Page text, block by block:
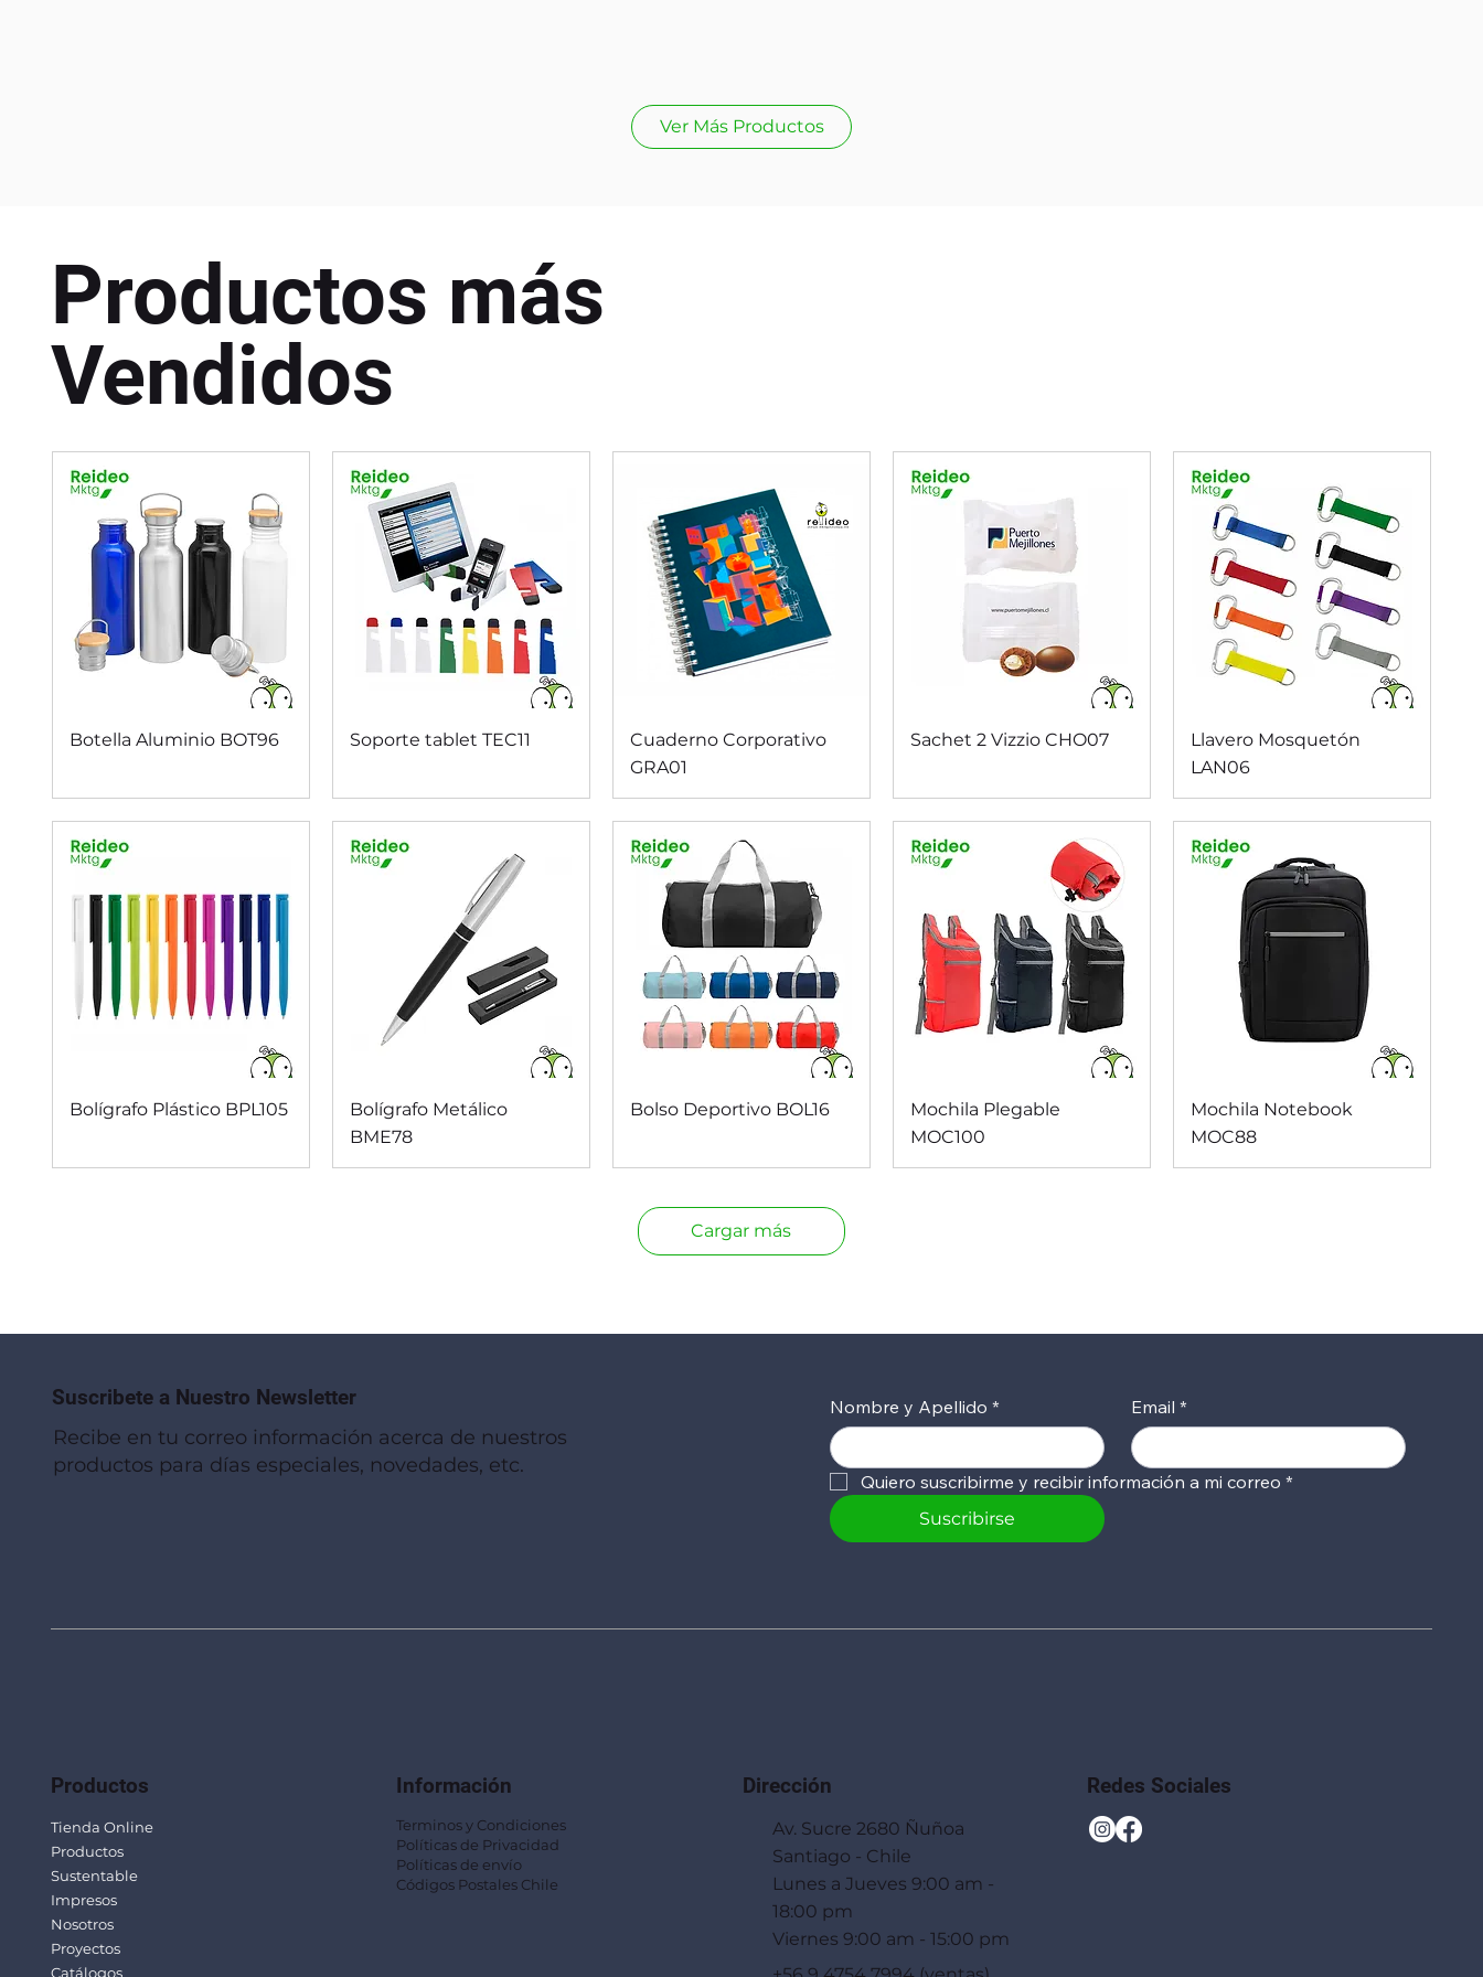
Ver Más Productos
Productos más
Vendidos
Vista rápida
Botella Aluminio BOT96 Vista rápida
Soporte tablet TEC11 Vista rápida
Cuaderno Corporativo
GRA01
Vista rápida
Sachet 2 Vizzio CHO07 Vista rápida
Llavero Mosquetón
LAN06
Vista rápida
Bolígrafo Plástico BPL105 Vista rápida
Bolígrafo Metálico
BME78
Vista rápida
Bolso Deportivo BOL16 Vista rápida
Mochila Plegable
MOC100
Vista rápida
Mochila Notebook
MOC88
Cargar más
Suscribete a Nuestro Newsletter
Recibe en tu correo información acerca de nuestros
productos para días especiales, novedades, etc.
Nombre y Apellido * Email *
Quiero suscribirme y recibir información a mi correo *
Suscribirse
Productos
Tienda Online
Productos
Sustentable
Impresos
Nosotros
Proyectos
Catálogos
Información
Terminos y Condiciones
Políticas de Privacidad
Políticas de envío
Códigos Postales Chile
Dirección
Av. Sucre 2680 Ñuñoa
Santiago - Chile
Lunes a Jueves 9:00 am -
18:00 pm
Viernes 9:00 am - 15:00 pm
Redes Sociales